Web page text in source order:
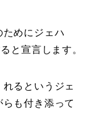
ためにジェハ
と宣言します。
るというジェ
も付き添って